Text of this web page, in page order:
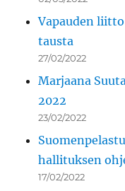
Vapauden
tausta
27/02/2022
Marjaana
2022
23/02/2022
hallituksen
17/02/2022